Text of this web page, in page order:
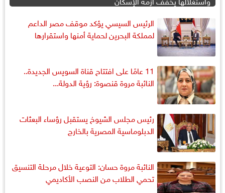
الرئيس السيسي يؤكد موقف مصر الداعم
لمملكة البحرين لحماية أمنها واستقرارها
11 عامًا على افتتاح قناة السويس الجديدة..
النائبة مروة قنصوة: رؤية الدولة...
رئيس مجلس الشيوخ يستقبل رؤساء البعثات
الدبلوماسية المصرية بالخارج
النائبة مروة حسان: التوعية خلال مرحلة التنسيق
تحمي الطلاب من النصب الأكاديمي